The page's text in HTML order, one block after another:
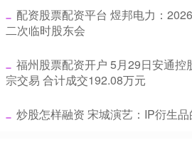
配资股票配资平台 煜邦电力：
二次临时股东会
福州股票配资开户 5月29日安通控
宗交易 合计成交192.08万元
炒股怎样融资 宋城演艺：IP衍生